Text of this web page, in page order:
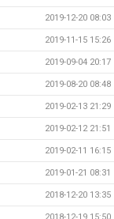
2019-12-20 08:03
2019-11-15 15:26
2019-09-04 20:17
2019-08-20 08:48
2019-02-13 21:29
2019-02-12 21:51
2019-02-11 16:15
2019-01-21 08:31
2018-12-20 13:35